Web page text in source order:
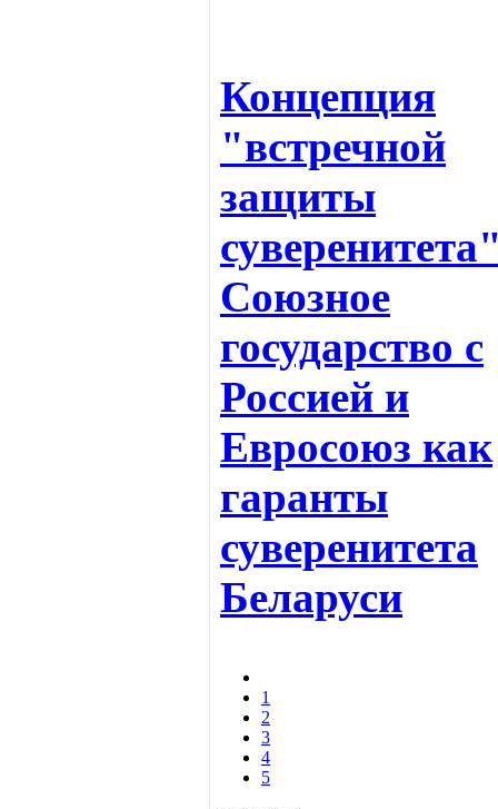
Концепция
"встречной
защиты
Союзное
государство с
Россией и
Евросоюз как
гаранты
суверенитета
Беларуси
1
2
3
4
5